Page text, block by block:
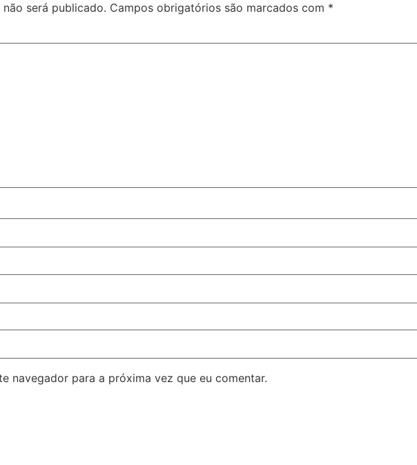
será publicado. Campos obrigatórios são marcados com *
navegador para a próxima vez que eu comentar.